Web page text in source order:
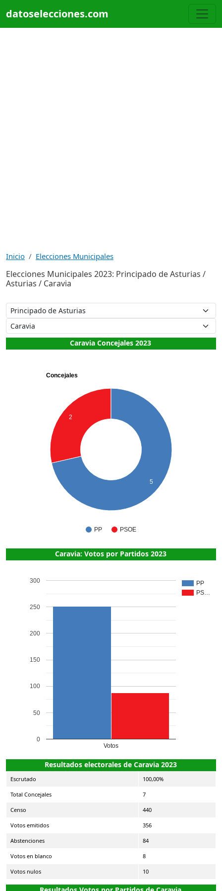
datoselecciones.com
Inicio Elecciones Municipales
Elecciones Municipales 2023: Principado de Asturias /
Asturias / Caravia
Caravia Concejales 2023
Concejales
PP PSOE
2
5
Caravia: Votos por Partidos 2023
PP
PS…
Votos
0
50
100
150
200
250
300
Resultados electorales de Caravia 2023
Escrutado 100,00%
Total Concejales 7
Censo 440
Votos emitidos 356
Abstenciones 84
Votos en blanco 8
Votos nulos 10